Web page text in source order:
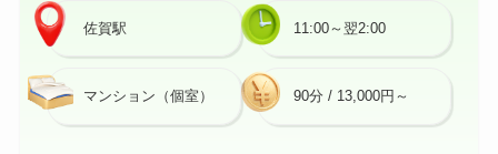
佐賀駅 11:00～翌2:00
マンション（個室） 90分 / 13,000円～